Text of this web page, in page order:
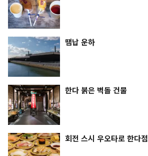
땜납 운하
한다 붉은 벽돌 건물
회전 스시 우오타로 한다점